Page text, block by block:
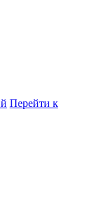
Перейти к